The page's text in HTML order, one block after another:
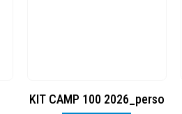
BSK600 – 5139960